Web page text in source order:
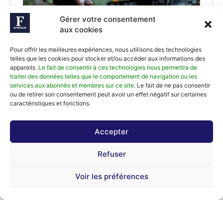
Gérer votre consentement
aux cookies
Pour offrir les meilleures expériences, nous utilisons des technologies
telles que les cookies pour stocker et/ou accéder aux informations des
appareils. Le fait de consentir à ces technologies nous permettra de
traiter des données telles que le comportement de navigation ou les
services aux abonnés et membres sur ce site. Le fait de ne pas consentir
ou de retirer son consentement peut avoir un effet négatif sur certaines
caractéristiques et fonctions.
Accepter
Refuser
Voir les préférences